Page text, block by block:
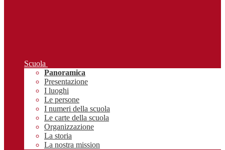
Scuola
Panoramica
Presentazione
I luoghi
Le persone
I numeri della scuola
Le carte della scuola
Organizzazione
La storia
La nostra mission